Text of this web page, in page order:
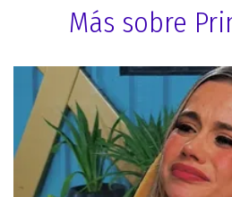
Más sobre